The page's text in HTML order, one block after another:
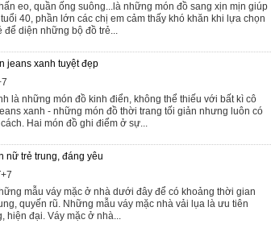
eo, quần ống suông...là những món đồ sang xịn mịn giúp
40, phần lớn các chị em cảm thấy khó khăn khi lựa chọn
để diện những bộ đồ trẻ...
jeans xanh tuyệt đẹp
là những món đồ kinh điển, không thể thiếu với bất kì cô
xanh - những món đồ thời trang tối giản nhưng luôn có
Hai món đồ ghi điểm ở sự...
nữ trẻ trung, đáng yêu
mẫu váy mặc ở nhà dưới đây để có khoảng thời gian
quyến rũ. Những mẫu váy mặc nhà vải lụa là ưu tiên
hiện đại. Váy mặc ở nhà...